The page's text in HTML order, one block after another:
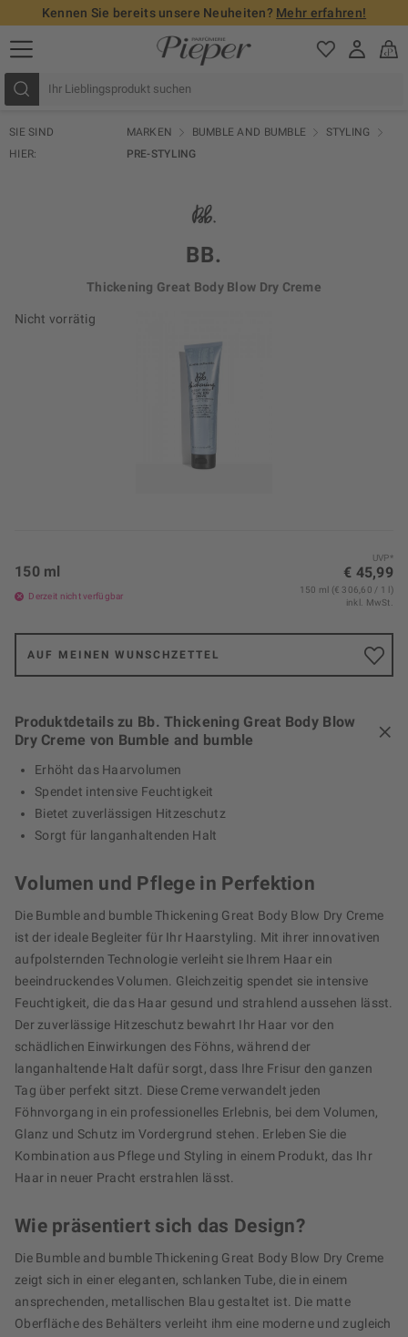
Kennen Sie bereits unsere Neuheiten? Mehr erfahren!
SIE SIND
HIER:
MARKEN BUMBLE AND BUMBLE
STYLING
PRE-STYLING
Nicht vorrätig
BB.
Thickening Great Body Blow Dry Creme
UVP*
€ 45,99
150 ml
Derzeit nicht verfügbar
150 ml (€ 306,60 / 1 l)
inkl. MwSt.
AUF MEINEN WUNSCHZETTEL
Produktdetails zu Bb. Thickening Great Body Blow
Dry Creme von Bumble and bumble
Erhöht das Haarvolumen
Spendet intensive Feuchtigkeit
Bietet zuverlässigen Hitzeschutz
Sorgt für langanhaltenden Halt
Volumen und Pflege in Perfektion
Die Bumble and bumble Thickening Great Body Blow Dry Creme
ist der ideale Begleiter für Ihr Haarstyling. Mit ihrer innovativen
aufpolsternden Technologie verleiht sie Ihrem Haar ein
beeindruckendes Volumen. Gleichzeitig spendet sie intensive
Feuchtigkeit, die das Haar gesund und strahlend aussehen lässt.
Der zuverlässige Hitzeschutz bewahrt Ihr Haar vor den
schädlichen Einwirkungen des Föhns, während der
langanhaltende Halt dafür sorgt, dass Ihre Frisur den ganzen
Tag über perfekt sitzt. Diese Creme verwandelt jeden
Föhnvorgang in ein professionelles Erlebnis, bei dem Volumen,
Glanz und Schutz im Vordergrund stehen. Erleben Sie die
Kombination aus Pflege und Styling in einem Produkt, das Ihr
Haar in neuer Pracht erstrahlen lässt.
Wie präsentiert sich das Design?
Die Bumble and bumble Thickening Great Body Blow Dry Creme
zeigt sich in einer eleganten, schlanken Tube, die in einem
ansprechenden, metallischen Blau gestaltet ist. Die matte
Oberfläche des Behälters verleiht ihm eine moderne und zugleich